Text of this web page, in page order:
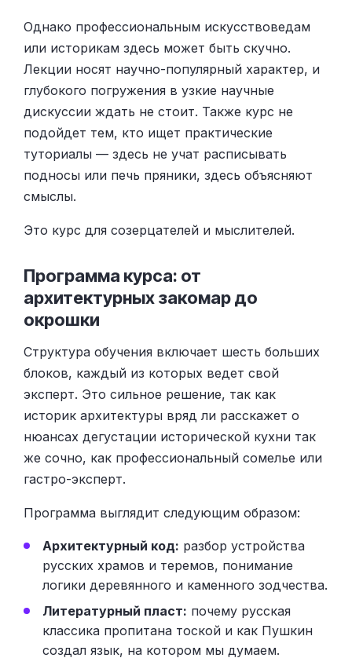
Однако профессиональным искусствоведам
или историкам здесь может быть скучно.
Лекции носят научно-популярный характер, и
глубокого погружения в узкие научные
дискуссии ждать не стоит. Также курс не
подойдет тем, кто ищет практические
туториалы — здесь не учат расписывать
подносы или печь пряники, здесь объясняют
смыслы.
Это курс для созерцателей и мыслителей.
Программа курса: от
архитектурных закомар до
окрошки
Структура обучения включает шесть больших
блоков, каждый из которых ведет свой
эксперт. Это сильное решение, так как
историк архитектуры вряд ли расскажет о
нюансах дегустации исторической кухни так
же сочно, как профессиональный сомелье или
гастро-эксперт.
Программа выглядит следующим образом:
Архитектурный код: разбор устройства
русских храмов и теремов, понимание
логики деревянного и каменного зодчества.
Литературный пласт: почему русская
классика пропитана тоской и как Пушкин
создал язык, на котором мы думаем.